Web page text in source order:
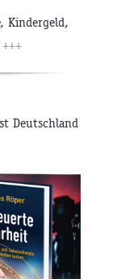
Kindergeld,
+++
Deutschland